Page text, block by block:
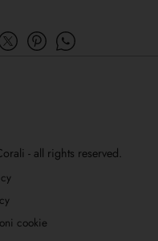
- all rights reserved.
cookie